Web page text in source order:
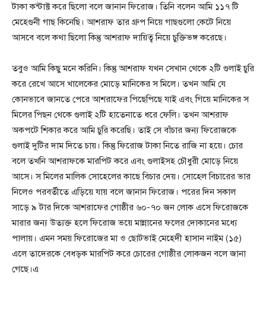
টাকা কন্টাক্ট করে ছিলো বলে জানান ফিরোজ। তিনি বলেন আমি ১১৭ টি
মেহেগুনী গাছ কিনেছি। আশরাফ তার গ্রুপ নিয়ে গাছগুলো কেটে নিয়ে
আসবে বলে কথা ছিলো কিন্তু আশরাফ দায়িত্ব নিয়ে চুক্তিভঙ্গ করেছে।
তবুও আমি কিছু মনে করিনি। কিন্তু আশরাফ যখন সেখান থেকে ২টি গুলাই চুরি
করে রেখে আসে খালেকের মোড়ে মানিকের স মিলে। তখন আমি যে
কোনভাবে জানতে পেরে আশরাফের পিছেপিছে যাই এবং গিয়ে মানিকের স
মিলের পিছন থেকে গুলাই ২টি হাতেনাতে ধরে ফেলি। তখন আশরাফ
অকপটে শিকার করে আমি চুরি করেছি। তাই সে বাঁচার জন্য ফিরোজকে
গুলাই দুটির দাম দিতে চায়। কিন্তু ফিরোজ টাকা নিতে রাজি না হয়ে। চোর
বলে তখনি আশরাফকে মারপিট করে এবং গুলাইসহ চৌধুরী মোড়ে নিয়ে
আসে। স মিলের মালিক সোহেলের কাছে বিচার দেয়। সোহেল বিচারের ভার
নিলেও পরবর্তীতে এড়িয়ে যায় বলে জানান ফিরোজ। পরের দিন সকাল
সাড়ে ৯ টার দিকে আশরাফের গোষ্ঠীর ৬০-৭০ জন লোক এসে ফিরোজকে
মারার জন্য উত্যক্ত হলে ফিরোজ ভয়ে মান্নানের ফলের দোকানের মধ্যে
পালায়। এমন সময় ফিরোজের মা ও ছোটভাই মেহেদী হাসান নাইম (১৫)
এলে তাদেরকে বেধড়ক মারপিট করে চোরের গোষ্ঠীর লোকজন বলে জানা
গেছে।এ